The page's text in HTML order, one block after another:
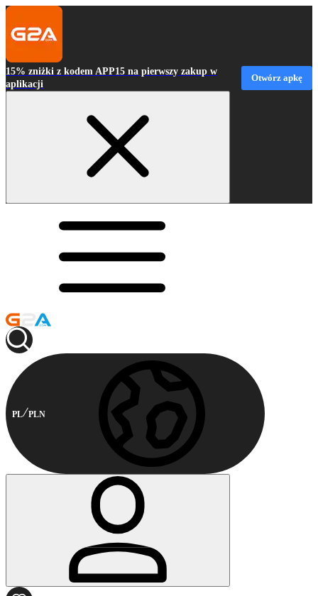
15% zniżki z kodem APP15 na pierwszy zakup w
aplikacji
Otwórz apkę
PL PLN